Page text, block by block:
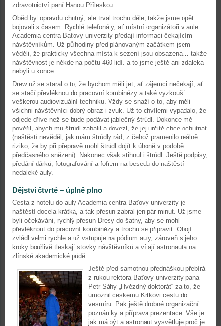
zdravotnictví paní Hanou Příleskou.
Oběd byl opravdu chutný, ale trval trochu déle, takže jsme opět
bojovali s časem. Rychlé telefonáty, ať místní organizátoři v aule
Academia centra Baťovy univerzity předají informaci čekajícím
návštěvníkům. Už půlhodiny před plánovaným začátkem jsem
věděli, že prakticky všechna místa k sezení jsou obsazena… takže
návštěvnost je někde na počtu 460 lidí, a to jsme ještě ani zdaleka
nebyli u konce.
Drew už se staral o to, že bychom měli jet, ať zájemci nečekají, ať
se stačí převléknou do pracovní kombinézy a také vyzkouší
veškerou audiovizuální techniku. Vždy se snaží o to, aby měli
všichni návštěvníci dobrý obraz i zvuk. Už to chvílemi vypadalo, že
odjede dříve než se bude podávat jablečný štrúdl. Dokonce mě
pověřil, abych mu štrúdl zabalil a dovezl, že jej určitě chce ochutnat
(naštěstí nevěděl, jak mám štrúdly rád, z čehož pramenilo reálně
riziko, že by při přepravě mohl štrúdl dojít k úhoně v podobě
předčasného snězení). Nakonec však stihnul i štrúdl. Ještě podpisy,
předání dárků, fotografování a fofrem na besedu do naštěstí
nedaleké auly.
Dějství čtvrté – úplně plno
Cesta z hotelu do auly Academia centra Baťovy univerzity je
naštěstí docela krátká, a tak přesun zabral jen pár minut. Už jsme
byli očekáváni, rychlý přesun Dresy do šatny, aby se mohl
převléknout do pracovní kombinézy a trochu se připravit. Obojí
zvládl velmi rychle a už vstupuje na pódium auly, zároveň s jeho
kroky bouřlivě tleskají stovky návštěvníků a vítají astronauta na
zlínské akademické půdě.
Ještě před samotnou přednáškou přebírá
z rukou rektora Baťovy univerzity pana
Petr Sáhy „Hvězdný doktorát“ za to, že
umožnil českému Krtkovi cestu do
vesmíru. Pak ještě drobné organizační
poznámky a příprava prezentace. Vše je
jak má být a astronaut vysvětluje proč je